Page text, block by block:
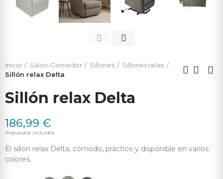
Inicio Sálon-Comedor Sillones
Sillones relax
Sillón relax Delta
Sillón relax Delta
186,99 €
Impuestos incluidos
El sillón relax Delta, cómodo, práctico y disponible en varios
colores.